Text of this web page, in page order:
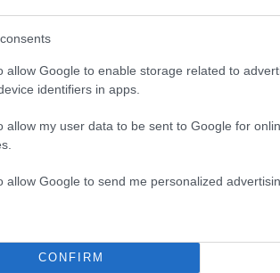
allow Google to enable storage related to
identifiers in apps.
allow my user data to be sent to Google for
allow Google to send me personalized
CONFIRM
τραγωδίας
του κτιρίου στο Πασαλιμάνι
κινδύνου και αναμένονται οι
οι εργάτες επιχείρησαν να